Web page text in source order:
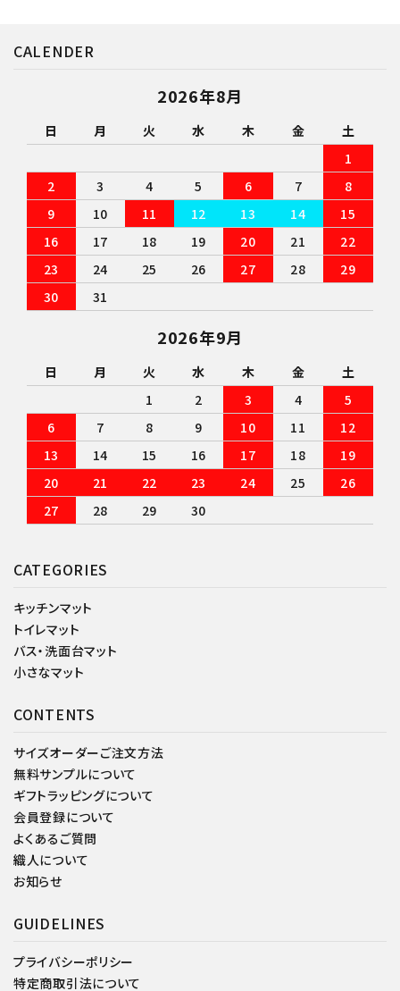
CATEGORIES
キッチンマット
トイレマット
バス・洗面台マット
小さなマット
CONTENTS
サイズオーダーご注文方法
無料サンプルについて
ギフトラッピングについて
会員登録について
よくあるご質問
織人について
お知らせ
GUIDELINES
プライバシーポリシー
特定商取引法について
CALENDER
2026年8月
日 月 火 水 木 金
土
1
2
3 4 5 6 7
8
9
10 11 12 13 14
15
16
17 18 19 20 21
22
23
24 25 26 27 28
29
30
31
2026年9月
日 月 火 水 木 金
土
1
2 3 4
5
6
7 8 9 10 11
12
13
14 15 16 17 18
19
20
21 22 23 24 25
26
27
28 29 30